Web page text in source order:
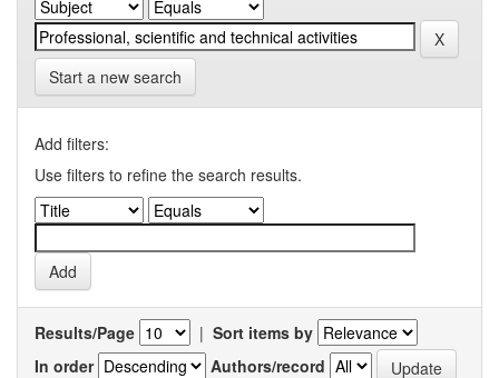
Start a new search
Add filters:
Use filters to refine the search results.
Results/Page | Sort items by
In order
Authors/record